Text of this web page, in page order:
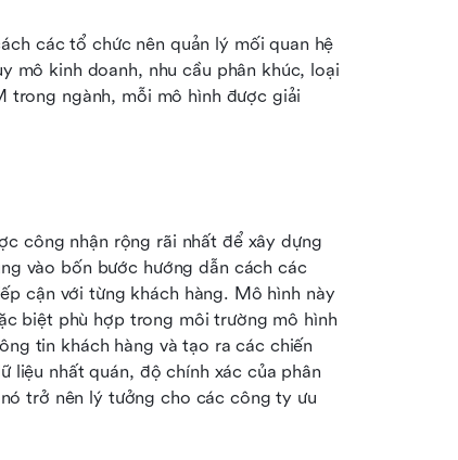
các tổ chức nên quản lý mối quan hệ
mô kinh doanh, nhu cầu phân khúc, loại
trong ngành, mỗi mô hình được giải
công nhận rộng rãi nhất để xây dựng
vào bốn bước hướng dẫn cách các
cận với từng khách hàng. Mô hình này
biệt phù hợp trong môi trường mô hình
tin khách hàng và tạo ra các chiến
liệu nhất quán, độ chính xác của phân
trở nên lý tưởng cho các công ty ưu